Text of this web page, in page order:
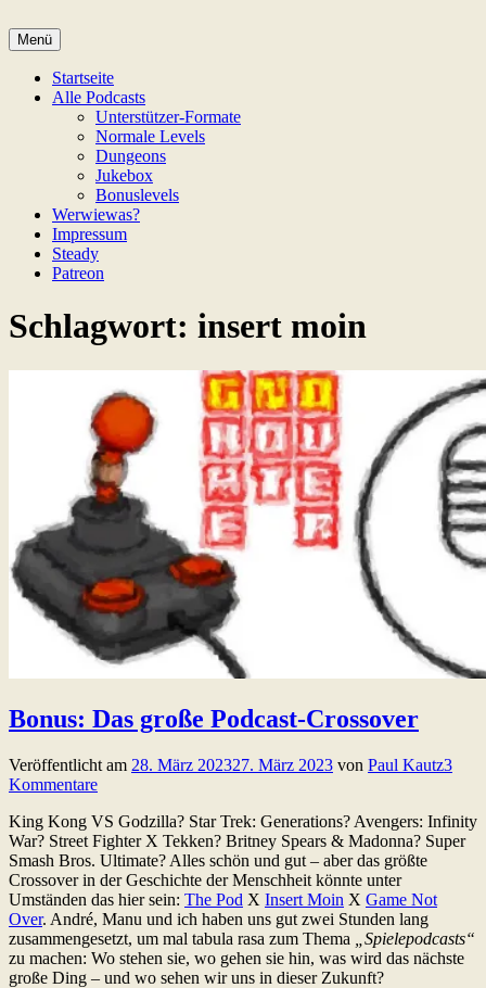
Inhalt
springen
Game Not Over
Menü
Startseite
Alle Podcasts
Unterstützer-Formate
Normale Levels
Dungeons
Jukebox
Bonuslevels
Werwiewas?
Impressum
Steady
Patreon
Schlagwort: insert moin
Bonus: Das große Podcast-Crossover
Veröffentlicht am 28. März 202327. März 2023 von Paul Kautz3
Kommentare
King Kong VS Godzilla? Star Trek: Generations? Avengers: Infinity
War? Street Fighter X Tekken? Britney Spears & Madonna? Super
Smash Bros. Ultimate? Alles schön und gut – aber das größte
Crossover in der Geschichte der Menschheit könnte unter
Umständen das hier sein: The Pod X Insert Moin X Game Not
Over. André, Manu und ich haben uns gut zwei Stunden lang
zusammengesetzt, um mal tabula rasa zum Thema
„Spielepodcasts“
zu machen: Wo stehen sie, wo gehen sie hin, was wird das nächste
große Ding – und wo sehen wir uns in dieser Zukunft?